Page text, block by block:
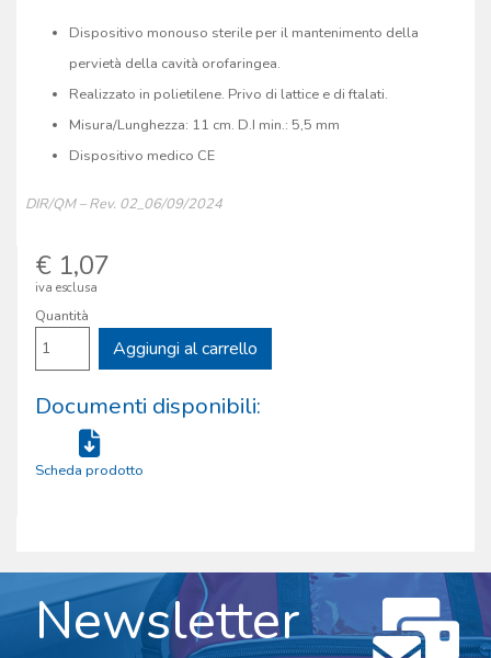
Dispositivo monouso sterile per il mantenimento della
pervietà della cavità orofaringea.
Realizzato in polietilene. Privo di lattice e di ftalati.
Misura/Lunghezza: 11 cm. D.I min.: 5,5 mm
Dispositivo medico CE
DIR/QM – Rev. 02_06/09/2024
€ 1,07
iva esclusa
Quantità
Aggiungi al carrello
Documenti disponibili:
Scheda prodotto
Newsletter